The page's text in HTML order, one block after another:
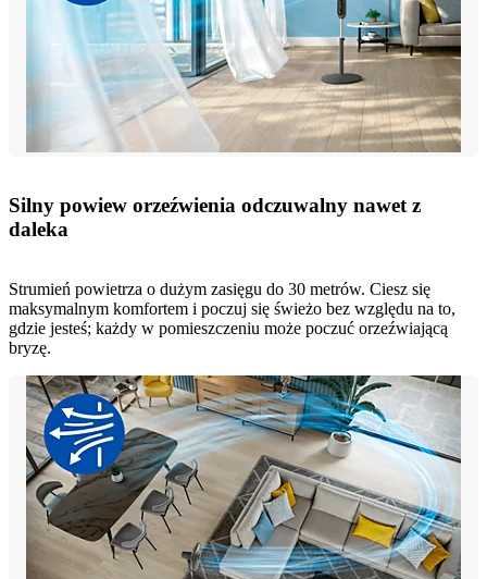
Silny powiew orzeźwienia odczuwalny nawet z
daleka
Strumień powietrza o dużym zasięgu do 30 metrów. Ciesz się
maksymalnym komfortem i poczuj się świeżo bez względu na to,
gdzie jesteś; każdy w pomieszczeniu może poczuć orzeźwiającą
bryzę.